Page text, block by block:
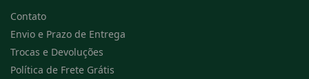
Contato
Envio e Prazo de Entrega
Trocas e Devoluções
Política de Frete Grátis